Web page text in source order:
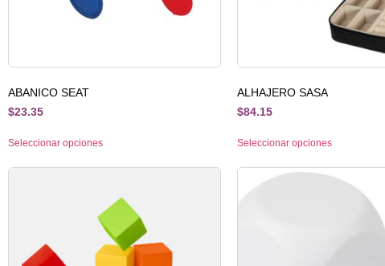
ABANICO SEAT
$23.35
Seleccionar opciones
ALHAJERO SASA
$84.15
Seleccionar opciones